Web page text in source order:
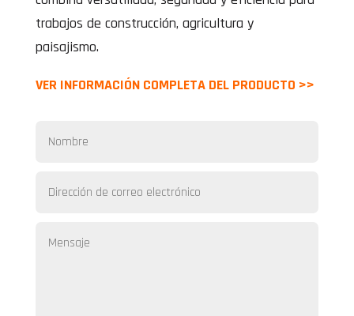
trabajos de construcción, agricultura y
paisajismo.
VER INFORMACIÓN COMPLETA DEL PRODUCTO >>